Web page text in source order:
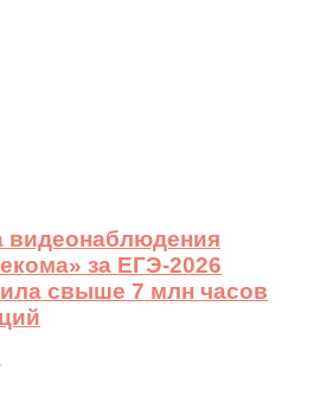
видеонаблюдения
за ЕГЭ-2026
свыше 7 млн часов